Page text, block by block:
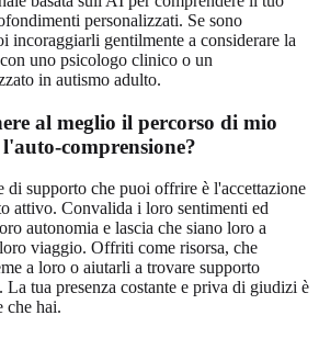
personalizzati. Se sono
incoraggiarli gentilmente a considerare la
uno psicologo clinico o un
in autismo adulto.
al meglio il percorso di mio
comprensione?
di supporto che puoi offrire è l'accettazione
attivo. Convalida i loro sentimenti ed
autonomia e lascia che siano loro a
viaggio. Offriti come risorsa, che
a loro o aiutarli a trovare supporto
La tua presenza costante e priva di giudizi è
che hai.